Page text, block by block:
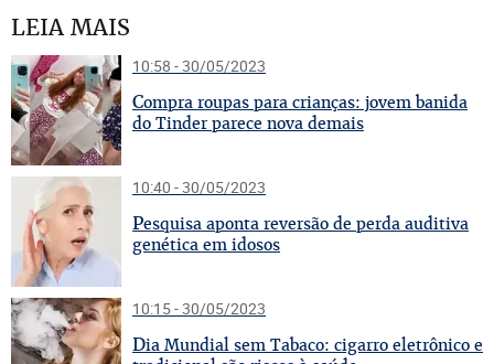
LEIA MAIS
10:58 - 30/05/2023
Compra roupas para crianças: jovem banida
do Tinder parece nova demais
10:40 - 30/05/2023
Pesquisa aponta reversão de perda auditiva
genética em idosos
10:15 - 30/05/2023
Dia Mundial sem Tabaco: cigarro eletrônico e